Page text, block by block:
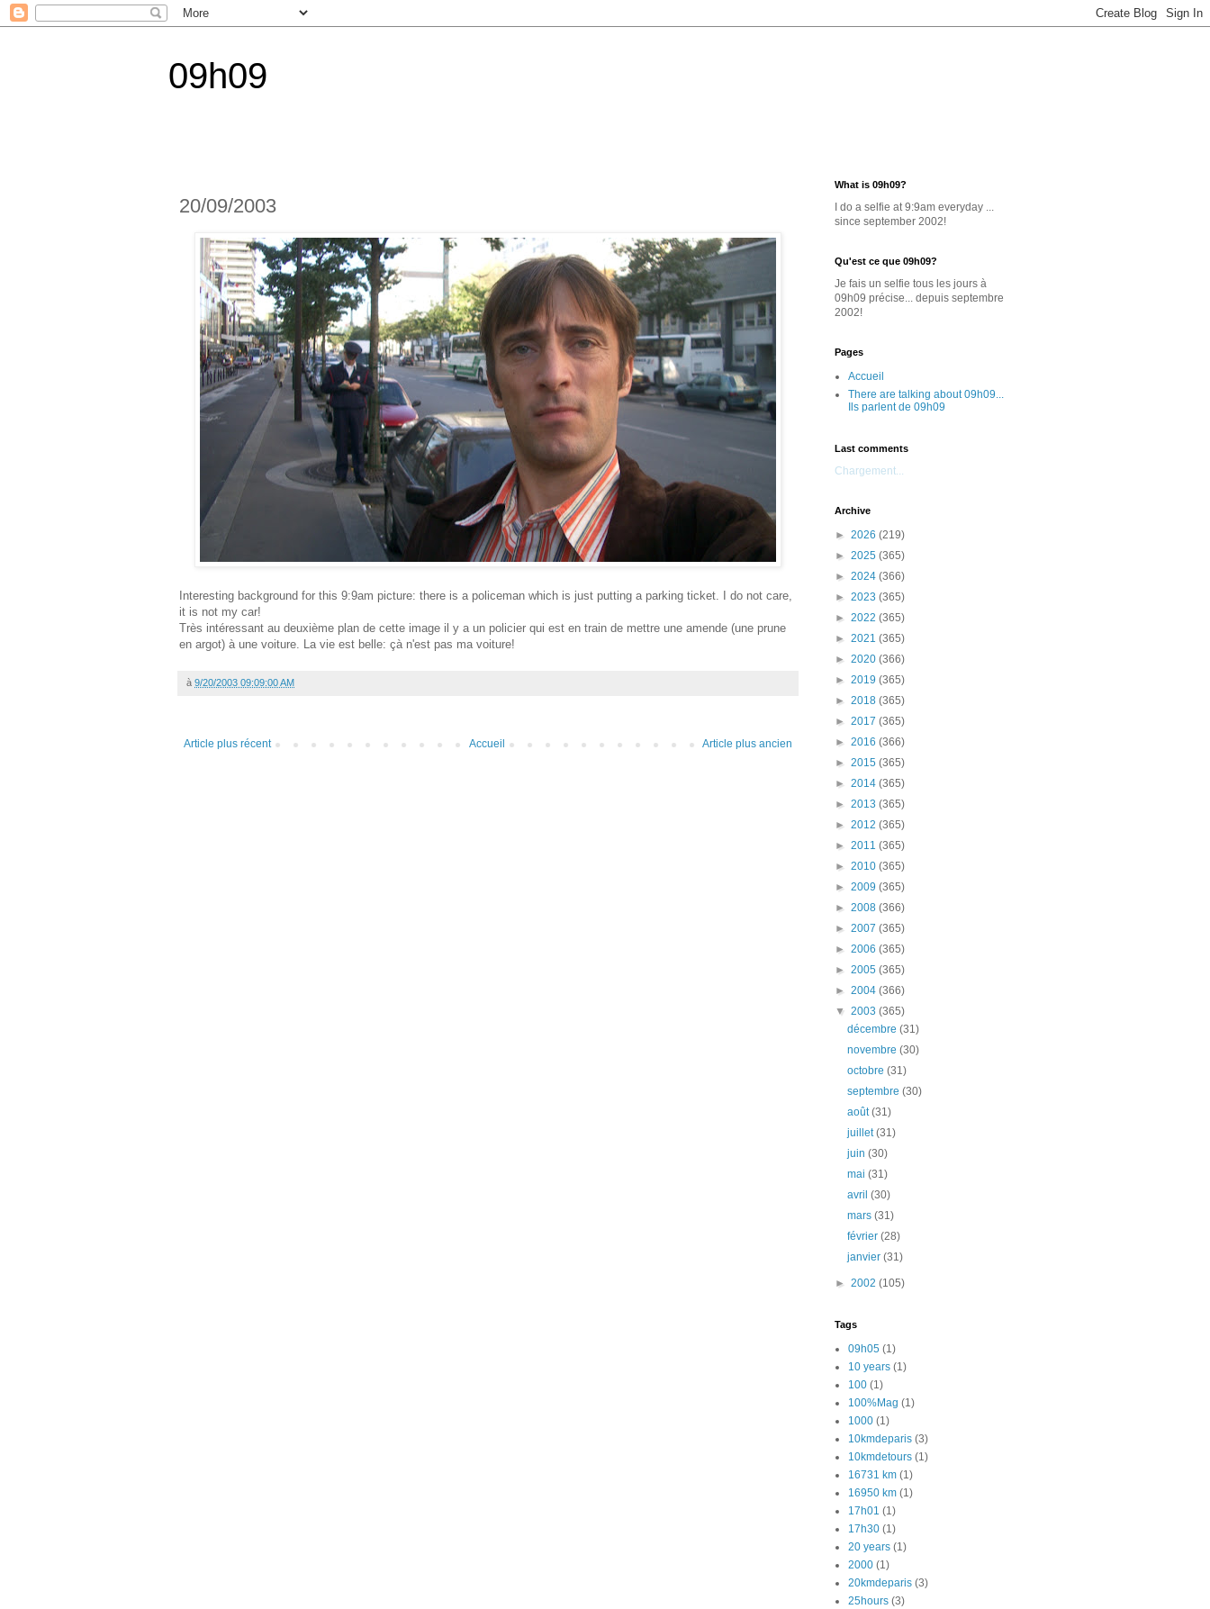
09h09
20/09/2003
Interesting background for this 9:9am picture: there is a policeman which is just putting a parking ticket. I do not care,
it is not my car!
Très intéressant au deuxième plan de cette image il y a un policier qui est en train de mettre une amende (une prune
en argot) à une voiture. La vie est belle: çà n'est pas ma voiture!
à 9/20/2003 09:09:00 AM
Article plus récent Article plus ancien
Accueil
What is 09h09?
I do a selfie at 9:9am everyday ...
since september 2002!
Qu'est ce que 09h09?
Je fais un selfie tous les jours à
09h09 précise... depuis septembre
2002!
Pages
Accueil
There are talking about 09h09...
Ils parlent de 09h09
Last comments
Chargement...
Archive
► 2026 (219)
► 2025 (365)
► 2024 (366)
► 2023 (365)
► 2022 (365)
► 2021 (365)
► 2020 (366)
► 2019 (365)
► 2018 (365)
► 2017 (365)
► 2016 (366)
► 2015 (365)
► 2014 (365)
► 2013 (365)
► 2012 (365)
► 2011 (365)
► 2010 (365)
► 2009 (365)
► 2008 (366)
► 2007 (365)
► 2006 (365)
► 2005 (365)
► 2004 (366)
▼ 2003 (365)
décembre(31)
novembre(30)
octobre(31)
septembre(30)
août(31)
juillet(31)
juin(30)
mai(31)
avril(30)
mars(31)
février(28)
janvier(31)
► 2002 (105)
Tags
09h05 (1)
10 years (1)
100 (1)
100%Mag (1)
1000 (1)
10kmdeparis (3)
10kmdetours (1)
16731 km (1)
16950 km (1)
17h01 (1)
17h30 (1)
20 years (1)
2000 (1)
20kmdeparis (3)
25hours (3)